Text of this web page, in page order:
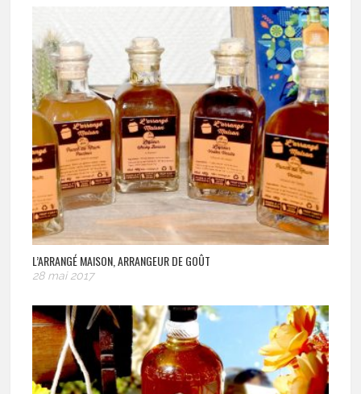
L’ARRANGÉ MAISON, ARRANGEUR DE GOÛT
28 mai 2017